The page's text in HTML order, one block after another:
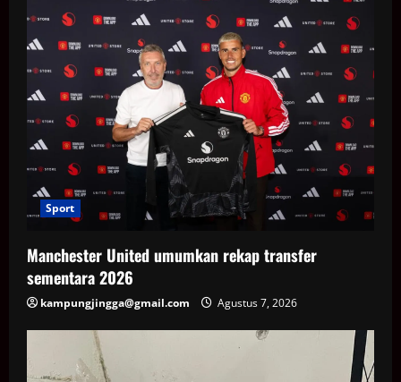
Sport
Manchester United umumkan rekap transfer
sementara 2026
kampungjingga@gmail.com Agustus 7, 2026